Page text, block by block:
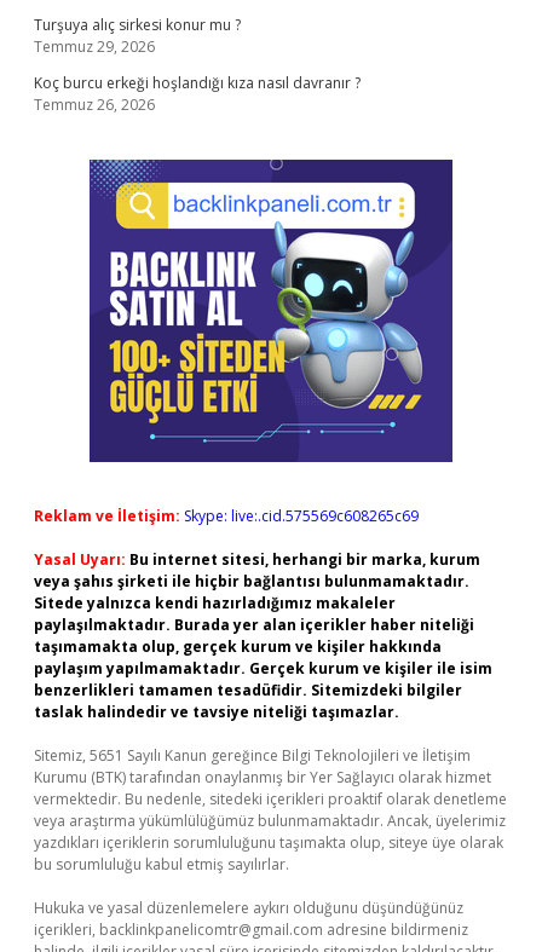
Turşuya alıç sirkesi konur mu ?
Temmuz 29, 2026
Koç burcu erkeği hoşlandığı kıza nasıl davranır ?
Temmuz 26, 2026
Reklam ve İletişim: Skype: live:.cid.575569c608265c69
Yasal Uyarı: Bu internet sitesi, herhangi bir marka, kurum
veya şahıs şirketi ile hiçbir bağlantısı bulunmamaktadır.
Sitede yalnızca kendi hazırladığımız makaleler
paylaşılmaktadır. Burada yer alan içerikler haber niteliği
taşımamakta olup, gerçek kurum ve kişiler hakkında
paylaşım yapılmamaktadır. Gerçek kurum ve kişiler ile isim
benzerlikleri tamamen tesadüfidir. Sitemizdeki bilgiler
taslak halindedir ve tavsiye niteliği taşımazlar.
Sitemiz, 5651 Sayılı Kanun gereğince Bilgi Teknolojileri ve İletişim
Kurumu (BTK) tarafından onaylanmış bir Yer Sağlayıcı olarak hizmet
vermektedir. Bu nedenle, sitedeki içerikleri proaktif olarak denetleme
veya araştırma yükümlülüğümüz bulunmamaktadır. Ancak, üyelerimiz
yazdıkları içeriklerin sorumluluğunu taşımakta olup, siteye üye olarak
bu sorumluluğu kabul etmiş sayılırlar.
Hukuka ve yasal düzenlemelere aykırı olduğunu düşündüğünüz
içerikleri, backlinkpanelicomtr@gmail.com adresine bildirmeniz